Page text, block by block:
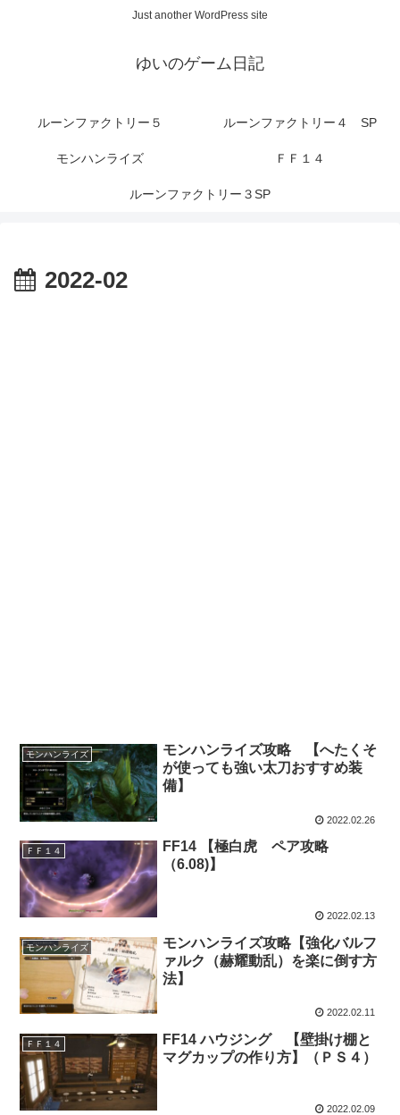
Just another WordPress site
ゆいのゲーム日記
ルーンファクトリー５ ルーンファクトリー４ SP
モンハンライズ ＦＦ１４
ルーンファクトリー３SP
2022-02
モンハンライズ
モンハンライズ攻略 【へたくそ
が使っても強い太刀おすすめ装
備】
2022.02.26
ＦＦ１４
FF14 【極白虎 ペア攻略
（6.08)】
2022.02.13
モンハンライズ
モンハンライズ攻略【強化バルフ
ァルク（赫耀動乱）を楽に倒す方
法】
2022.02.11
ＦＦ１４
FF14 ハウジング 【壁掛け棚と
マグカップの作り方】（ＰＳ４）
2022.02.09